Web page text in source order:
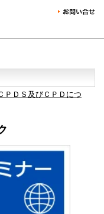
ＰＤＳ及びＣＰＤにつ